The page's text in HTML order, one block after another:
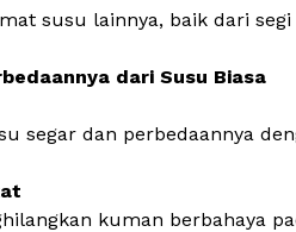
susu lainnya, baik dari
dari Susu Biasa
segar dan perbedaannya
kuman berbahaya